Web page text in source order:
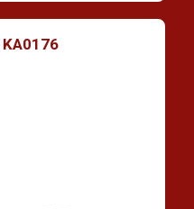
KA0176